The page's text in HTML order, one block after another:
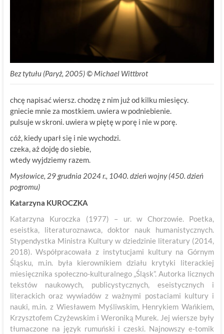
Bez tytułu (Paryż, 2005) © Michael Wittbrot
chcę napisać wiersz. chodzę z nim już od kilku miesięcy.
gniecie mnie za mostkiem. uwiera w podniebienie.
pulsuje w skroni. uwiera w piętę w porę i nie w porę.
cóż, kiedy uparł się i nie wychodzi.
czeka, aż dojdę do siebie,
wtedy wyjdziemy razem.
Mysłowice, 29 grudnia 2024 r., 1040. dzień wojny (450. dzień
pogromu)
Katarzyna KUROCZKA
Katarzyna Kuroczka (1977) – ur. w Chorzowie. Poetka,
eseistka, literaturoznawca, doktor nauk humanistycznych.
Stypendystka Ministra Kultury w dziedzinie literatury (2014,
2018). Współpracowała z instytucjami kultury na Górnym
Śląsku, m.in. była kierownikiem działu krytyki literackiej
miesięcznika społeczno-kulturalnego „Śląsk”. Autorka licznych
tekstów naukowych, publicystycznych, eseistycznych i
literackich oraz wywiadów z ważnymi postaciami kultury i
nauki, m.in. z Wiesławem Myśliwskim, Henrykiem Wańkiem,
Krzysztofem Czyżewskim i Weroniką Murek. Jej wiersze były
tłumaczone na język rumuński i czeski. Najnowszy e-tomik